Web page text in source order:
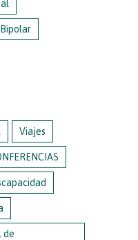
Viajes
de